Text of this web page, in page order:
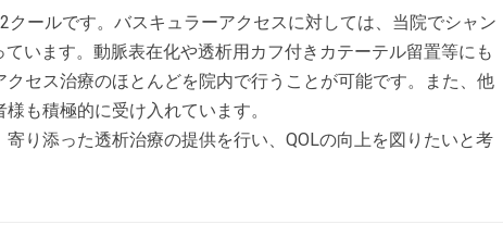
クールです。バスキュラーアクセスに対しては、当院でシャン
ています。動脈表在化や透析用カフ付きカテーテル留置等にも
セス治療のほとんどを院内で行うことが可能です。また、他
も積極的に受け入れています。
り添った透析治療の提供を行い、QOLの向上を図りたいと考